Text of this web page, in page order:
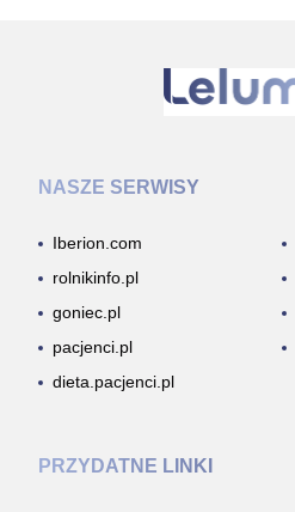
NASZE SERWISY
Iberion.com
rolnikinfo.pl
goniec.pl
pacjenci.pl
dieta.pacjenci.pl
PRZYDATNE LINKI